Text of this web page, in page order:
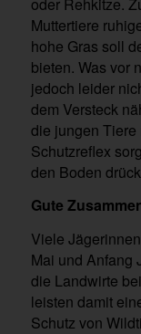
Muttertiere
hohe Gras soll
bieten. Was vor
jedoch leider
dem Versteck
die jungen
Schutzreflex
den Boden
Gute
Viele
Mai und Anfang
die Landwirte
leisten damit
Schutz von